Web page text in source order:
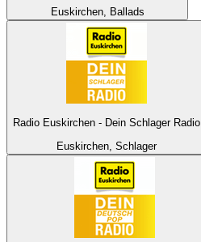
Euskirchen, Ballads
Radio Euskirchen - Dein Schlager Radio
Euskirchen, Schlager